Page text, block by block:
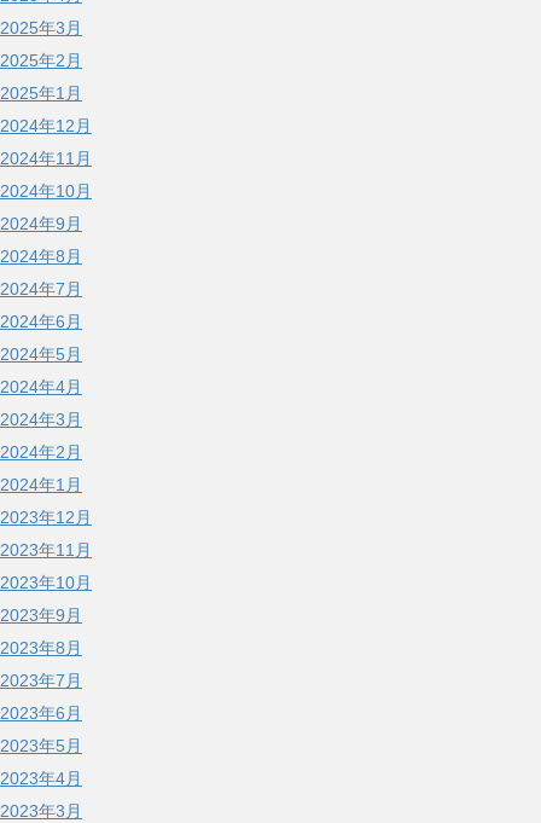
2025年3月
2025年2月
2025年1月
2024年12月
2024年11月
2024年10月
2024年9月
2024年8月
2024年7月
2024年6月
2024年5月
2024年4月
2024年3月
2024年2月
2024年1月
2023年12月
2023年11月
2023年10月
2023年9月
2023年8月
2023年7月
2023年6月
2023年5月
2023年4月
2023年3月